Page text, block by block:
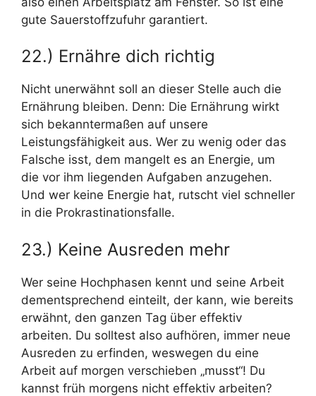
gute Sauerstoffzufuhr garantiert.
22.) Ernähre dich richtig
Nicht unerwähnt soll an dieser Stelle auch die
Ernährung bleiben. Denn: Die Ernährung wirkt
sich bekanntermaßen auf unsere
Leistungsfähigkeit aus. Wer zu wenig oder das
Falsche isst, dem mangelt es an Energie, um
die vor ihm liegenden Aufgaben anzugehen.
Und wer keine Energie hat, rutscht viel schneller
in die Prokrastinationsfalle.
23.) Keine Ausreden mehr
Wer seine Hochphasen kennt und seine Arbeit
dementsprechend einteilt, der kann, wie bereits
erwähnt, den ganzen Tag über effektiv
arbeiten. Du solltest also aufhören, immer neue
Ausreden zu erfinden, weswegen du eine
Arbeit auf morgen verschieben „musst“! Du
kannst früh morgens nicht effektiv arbeiten?